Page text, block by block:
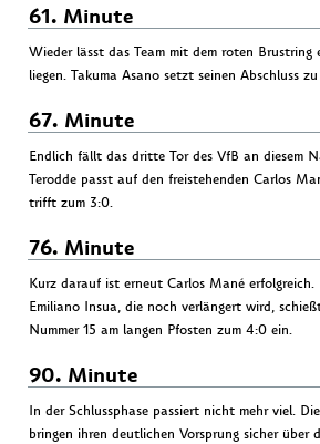
61. Minute
Wieder lässt das Team mit dem roten Brustring
liegen. Takuma Asano setzt seinen Abschluss
67. Minute
Endlich fällt das dritte Tor des VfB an diesem
Terodde passt auf den freistehenden Carlos
trifft zum 3:0.
76. Minute
Kurz darauf ist erneut Carlos Mané erfolgreich.
Emiliano Insua, die noch verlängert wird,
Nummer 15 am langen Pfosten zum 4:0 ein.
90. Minute
In der Schlussphase passiert nicht mehr viel.
bringen ihren deutlichen Vorsprung sicher über